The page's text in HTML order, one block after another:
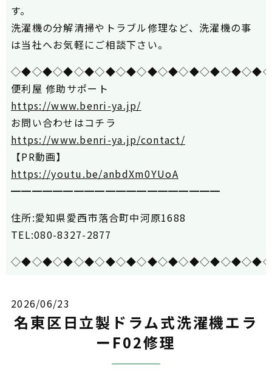
す。
洗濯機の分解清掃やトラブル修理など、洗濯機の事
は当社へお気軽にご相談下さい。
便利屋 修助サポート
https://www.benri-ya.jp/
お問い合わせはコチラ
https://www.benri-ya.jp/contact/
【PR動画】
https://youtu.be/anbdXm0YUoA
━━━━━━━━━━━━━━━━━━━━
住所:愛知県愛西市落合町中河原1688
TEL:080-8327-2877
2026/06/23
名東区日立製ドラム式洗濯機エラ
ーF02修理